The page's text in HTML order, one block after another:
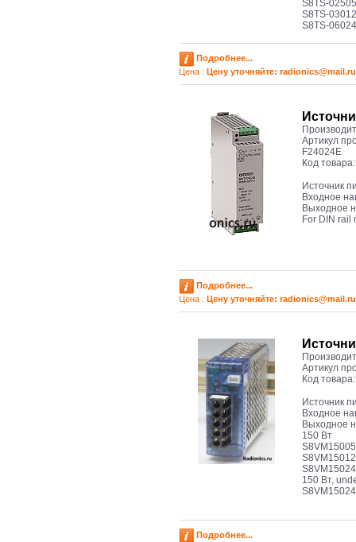
S8TS-
S8TS-
S8TS-
Подробнее...
Цена : Цену уточняйте: radioniсs@mail.ru
Артикул
F24024E
Код
Источник
Входное
Выходное
For DIN rail
Подробнее...
Цена : Цену уточняйте: radioniсs@mail.ru
Артикул
Код
Источник
Входное
Выходное
150 Вт
150 Вт,
Подробнее...